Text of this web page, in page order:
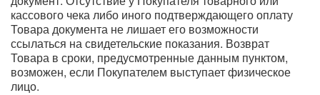
кассового чека либо иного подтверждающего оплату
Товара документа не лишает его возможности
ссылаться на свидетельские показания. Возврат
Товара в сроки, предусмотренные данным пунктом,
возможен, если Покупателем выступает физическое
лицо.